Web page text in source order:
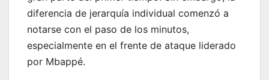
diferencia de jerarquía individual comenzó a
notarse con el paso de los minutos,
especialmente en el frente de ataque liderado
por Mbappé.